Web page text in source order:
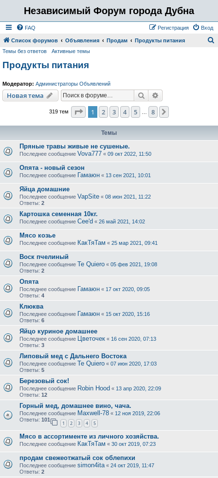
Независимый Форум города Дубна
FAQ Вход
Регистрация
Список форумов Объявления Продам Продукты питания
Темы без ответов Активные темы
Продукты питания
Модератор: Администраторы Объявлений
Новая тема Поиск
319 тем Страница из
1 2 3 4 5 8
Темы
Пряные травы живые не сушеные.
Последнее сообщение Vova777 « 09 окт 2022, 11:50
Опята - новый сезон
Последнее сообщение Гамаюн « 13 сен 2021, 10:01
Яйца домашние
Последнее сообщение VapSite « 08 июн 2021, 11:22
Ответы: 2
Картошка семенная 10кг.
Последнее сообщение Cee'd « 26 май 2021, 14:02
Мясо козье
Последнее сообщение КакТяТам « 25 мар 2021, 09:41
Воск пчелиный
Последнее сообщение Te Quiero « 05 фев 2021, 19:08
Ответы: 2
Опята
Последнее сообщение Гамаюн « 17 окт 2020, 09:05
Ответы: 4
Клюква
Последнее сообщение Гамаюн « 15 окт 2020, 15:16
Ответы: 6
Яйцо куриное домашнее
Последнее сообщение Цветочек « 16 сен 2020, 07:13
Ответы: 3
Липовый мед с Дальнего Востока
Последнее сообщение Te Quiero « 07 июн 2020, 17:03
Ответы: 5
Березовый сок!
Последнее сообщение Robin Hood « 13 апр 2020, 22:09
Ответы: 12
Горный мед, домашнее вино, чача.
Последнее сообщение Maxwell-78 « 12 ноя 2019, 22:06
Ответы: 101
1 2 3 4 5
Мясо в ассортименте из личного хозяйства.
Последнее сообщение КакТяТам « 30 окт 2019, 07:23
продам свежеотжатый сок облепихи
Последнее сообщение simon4ita « 24 окт 2019, 11:47
Ответы: 2